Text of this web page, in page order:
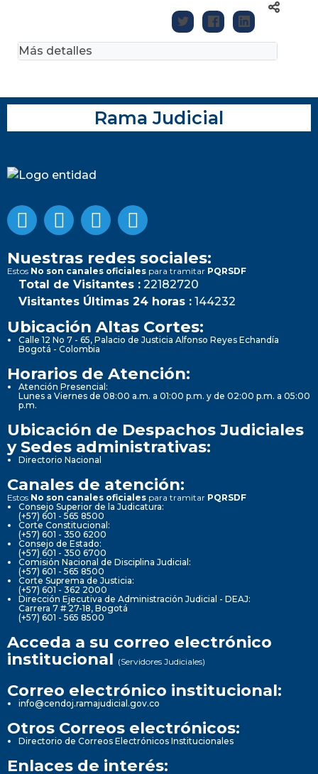
Más detalles
Rama Judicial
Nuestras redes sociales:
Estos No son canales oficiales para tramitar PQRSDF
Total de Visitantes : 22182720
Visitantes Últimas 24 horas : 144232
Ubicación Altas Cortes:
Calle 12 No 7 - 65, Palacio de Justicia Alfonso Reyes Echandía
Bogotá - Colombia
Horarios de Atención:
Atención Presencial:
Lunes a Viernes de 08:00 a.m. a 01:00 p.m. y de 02:00 p.m. a 05:00
p.m.
Ubicación de Despachos Judiciales
y Sedes administrativas:
Directorio Nacional
Canales de atención:
Estos No son canales oficiales para tramitar PQRSDF
Consejo Superior de la Judicatura:
(+57) 601 - 565 8500
Corte Constitucional:
(+57) 601 - 350 6200
Consejo de Estado:
(+57) 601 - 350 6700
Comisión Nacional de Disciplina Judicial:
(+57) 601 - 565 8500
Corte Suprema de Justicia:
(+57) 601 - 362 2000
Dirección Ejecutiva de Administración Judicial - DEAJ:
Carrera 7 # 27-18, Bogotá
(+57) 601 - 565 8500
Acceda a su correo electrónico
institucional (Servidores Judiciales)
Correo electrónico institucional:
info@cendoj.ramajudicial.gov.co
Otros Correos electrónicos:
Directorio de Correos Electrónicos Institucionales
Enlaces de interés: